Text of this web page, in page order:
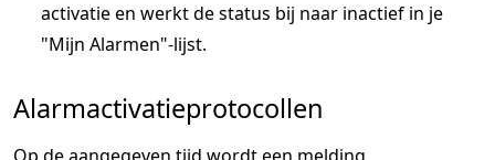
activatie en werkt de status bij naar inactief in je
"Mijn Alarmen"-lijst.
Alarmactivatieprotocollen